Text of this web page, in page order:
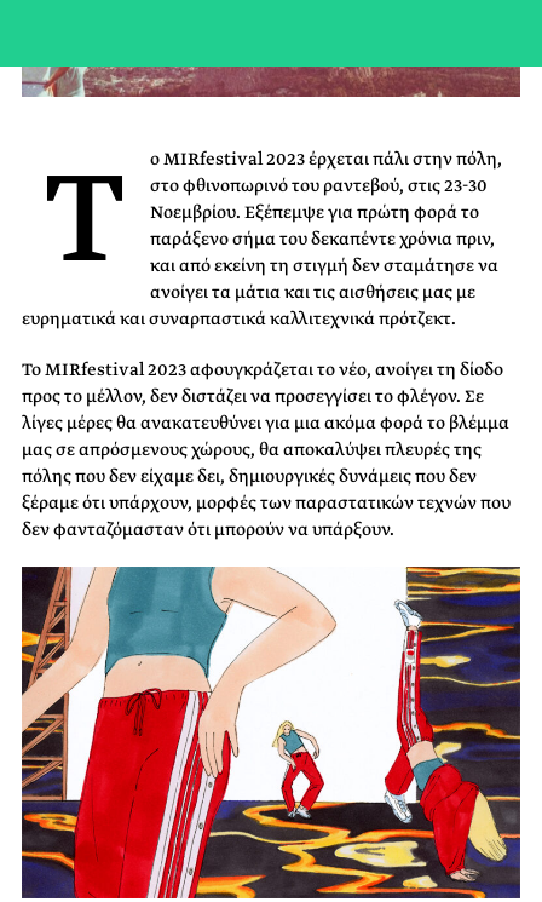
Τ
ο MIRfestival 2023 έρχεται πάλι στην πόλη,
στο φθινοπωρινό του ραντεβού, στις 23-30
Νοεμβρίου. Eξέπεμψε για πρώτη φορά το
παράξενο σήμα του δεκαπέντε χρόνια πριν,
και από εκείνη τη στιγμή δεν σταμάτησε να
ανοίγει τα μάτια και τις αισθήσεις μας με
ευρηματικά και συναρπαστικά καλλιτεχνικά πρότζεκτ.
To MIRfestival 2023 αφουγκράζεται το νέο, ανοίγει τη δίοδο
προς το μέλλον, δεν διστάζει να προσεγγίσει το φλέγον. Σε
λίγες μέρες θα ανακατευθύνει για μια ακόμα φορά το βλέμμα
μας σε απρόσμενους χώρους, θα αποκαλύψει πλευρές της
πόλης που δεν είχαμε δει, δημιουργικές δυνάμεις που δεν
ξέραμε ότι υπάρχουν, μορφές των παραστατικών τεχνών που
δεν φανταζόμασταν ότι μπορούν να υπάρξουν.